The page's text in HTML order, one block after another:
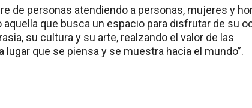
de personas atendiendo a personas, mujeres y
que busca un espacio para disfrutar de su
su cultura y su arte, realzando el valor de las
que se piensa y se muestra hacia el mundo”.